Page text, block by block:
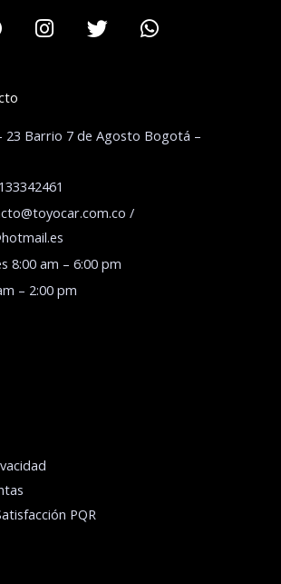
Instagram
TwitterWhatsapp
23 Barrio 7 de Agosto Bogotá –
/
8:00 am – 6:00 pm
– 2:00 pm
PQR